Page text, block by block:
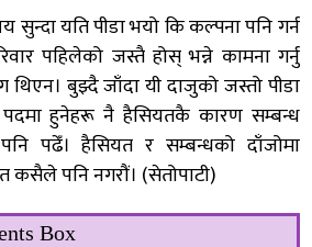
सुन्दा यति पीडा भयो कि कल्पना पनि गर्न
पहिलेको जस्तै होस् भन्ने कामना गर्नु
बुझ्दै जाँदा यी दाजुको जस्तो पीडा
हुनेहरू नै हैसियतकै कारण सम्बन्ध
पढेँ। हैसियत र सम्बन्धको दाँजोमा
कसैले पनि नगरौं। (सेतोपाटी)
Box